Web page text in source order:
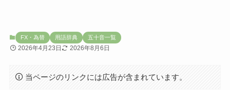
FX・為替 用語辞典 五十音一覧
2026年4月23日 2026年8月6日
当ページのリンクには広告が含まれています。